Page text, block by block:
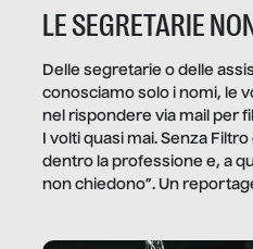
LE SEGRETARIE
Delle segretarie o delle
conosciamo solo i nomi, le
nel rispondere via mail per
I volti quasi mai. Senza
dentro la professione e, a
non chiedono”. Un